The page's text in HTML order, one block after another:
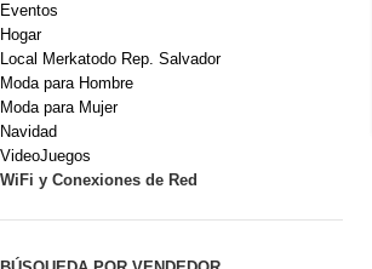
Eventos
Hogar
Local Merkatodo Rep. Salvador
Moda para Hombre
Moda para Mujer
Navidad
VideoJuegos
WiFi y Conexiones de Red